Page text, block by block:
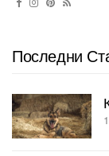
Последни